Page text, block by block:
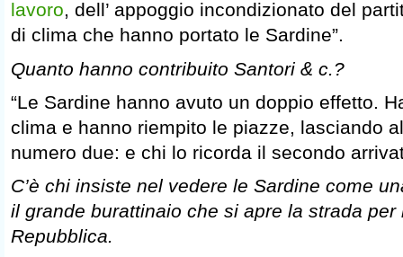
lavoro, dell’ appoggio incondizionato del
di clima che hanno portato le Sardine”.
Quanto hanno contribuito Santori & c.?
“Le Sardine hanno avuto un doppio effetto.
clima e hanno riempito le piazze, lasciando
numero due: e chi lo ricorda il secondo
C’è chi insiste nel vedere le Sardine come
il grande burattinaio che si apre la strada
Repubblica.